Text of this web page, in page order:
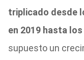
triplicado desde
en 2019 hasta
supuesto un